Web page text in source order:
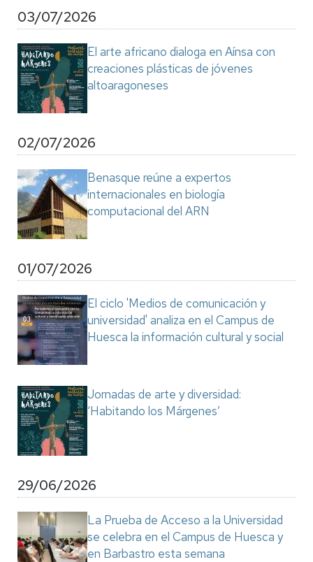
03/07/2026
El arte africano dialoga en Aínsa con
creaciones plásticas de jóvenes
altoaragoneses
02/07/2026
Benasque reúne a expertos
internacionales en biología
computacional del ARN
01/07/2026
El ciclo 'Medios de comunicación y
universidad' analiza en el Campus de
Huesca la información cultural y social
Jornadas de arte y diversidad:
‘Habitando los Márgenes’
29/06/2026
La Prueba de Acceso a la Universidad
se celebra en el Campus de Huesca y
en Barbastro esta semana